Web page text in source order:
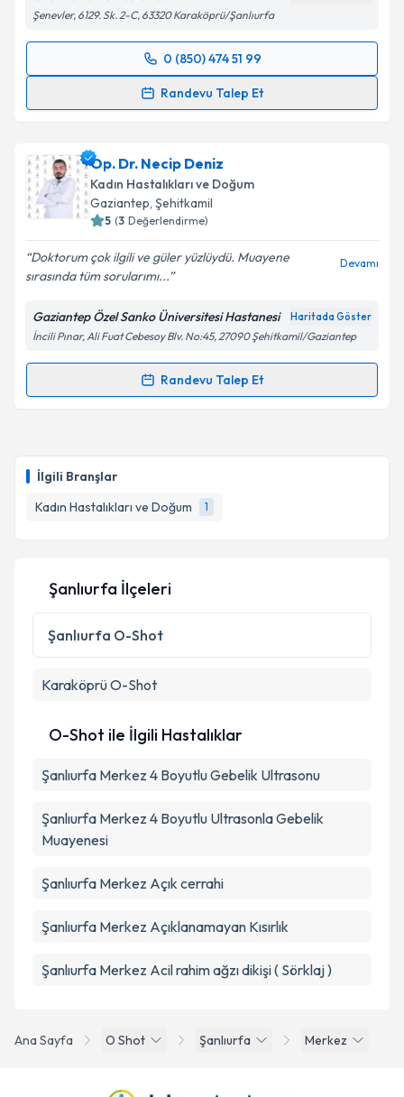
İlgili Branşlar
Kadın Hastalıkları ve Doğum
1
Metni'ni okudum ve kişisel verilerimin belirtilen
Takvim Talebini Gönder
Şenevler, 6129. Sk. 2-C, 63320 Karaköprü/Şanlıurfa
0 (850) 474 51 99
Randevu Talep Et
Randevu Takvimi Talebi
takvim hazırlandığında e-posta ile bilgilendireceğiz.
E-posta Adresiniz
Metni
'ni okudum ve kişisel verilerimin belirtilen
kapsamda işlenmesini kabul ediyorum.
Takvim Talebini Gönder
Op. Dr. Necip Deniz
Kadın Hastalıkları ve Doğum
Gaziantep, Şehitkamil
5 (3 Değerlendirme)
Doktorum çok ilgili ve güler yüzlüydü. Muayene
sırasında tüm sorularımı...
Devamı
Gaziantep Özel Sanko Üniversitesi Hastanesi Haritada Göster
İncili Pınar, Ali Fuat Cebesoy Blv. No:45, 27090 Şehitkamil/Gaziantep
Randevu Talep Et
Randevu Takvimi Talebi
takvim hazırlandığında e-posta ile bilgilendireceğiz.
Kişisel verilerimin işlenmesine ilişkinAydınlatma
Metni'ni okudum ve kişisel verilerimin belirtilen
kapsamda işlenmesini kabul ediyorum.
Ana Sayfa O Shot Şanlıurfa Merkez
Şanlıurfa İlçeleri
Şanlıurfa O-Shot
KaraköprüO-Shot
O-Shot ile İlgili Hastalıklar
Şanlıurfa Merkez 4 Boyutlu Gebelik Ultrasonu
Şanlıurfa Merkez 4 Boyutlu Ultrasonla Gebelik
Muayenesi
Şanlıurfa Merkez Açık cerrahi
Şanlıurfa Merkez Açıklanamayan Kısırlık
Şanlıurfa Merkez Acil rahim ağzı dikişi ( Sörklaj )